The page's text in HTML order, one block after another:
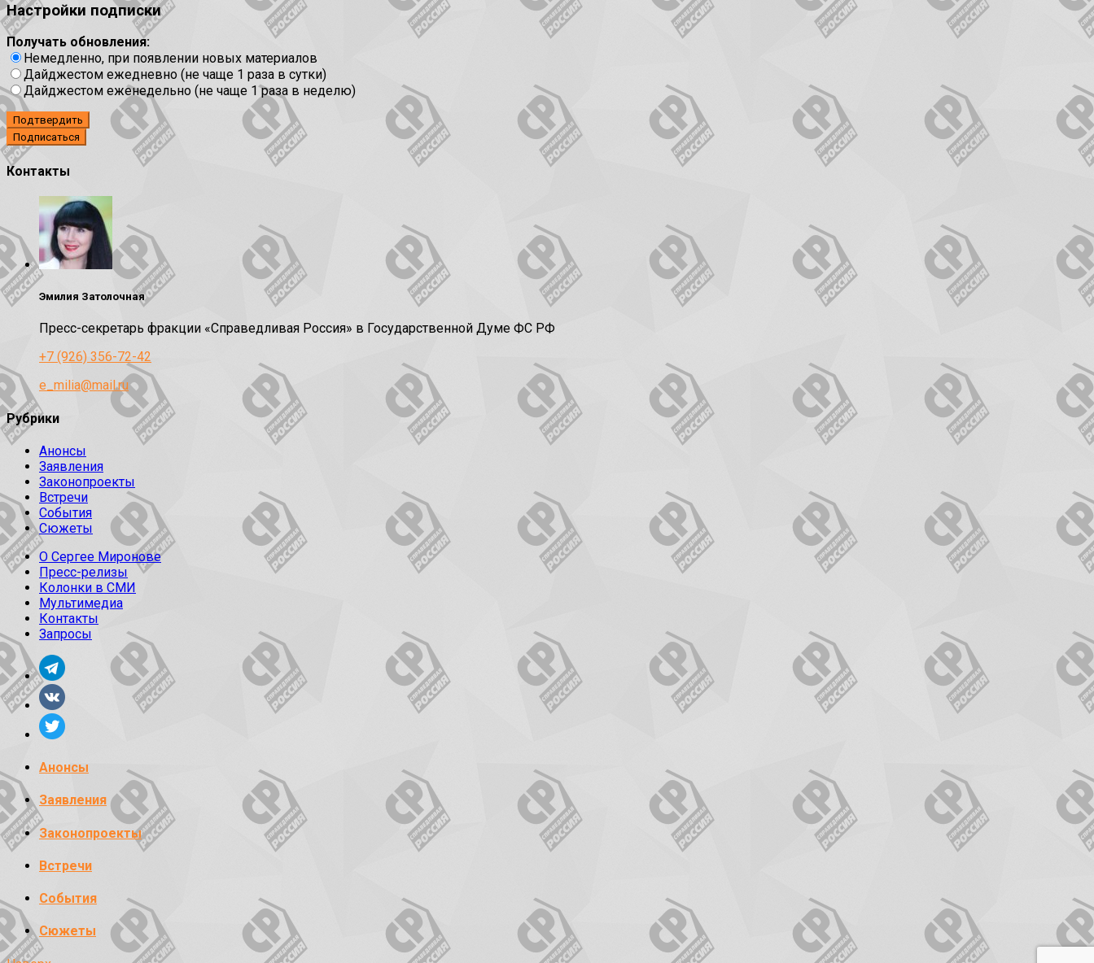
Настройки подписки
Получать обновления:
Немедленно, при появлении новых материалов
Дайджестом ежедневно (не чаще 1 раза в сутки)
Дайджестом еженедельно (не чаще 1 раза в неделю)
Подтвердить
Контакты
Эмилия Затолочная
Пресс-секретарь фракции «Справедливая Россия» в Государственной Думе ФС РФ
+7 (926) 356-72-42
e_milia@mail.ru
Рубрики
Анонсы
Заявления
Законопроекты
Встречи
События
Сюжеты
О Сергее Миронове
Пресс-релизы
Колонки в СМИ
Мультимедиа
Контакты
Запросы
Анонсы
Заявления
Законопроекты
Встречи
События
Сюжеты